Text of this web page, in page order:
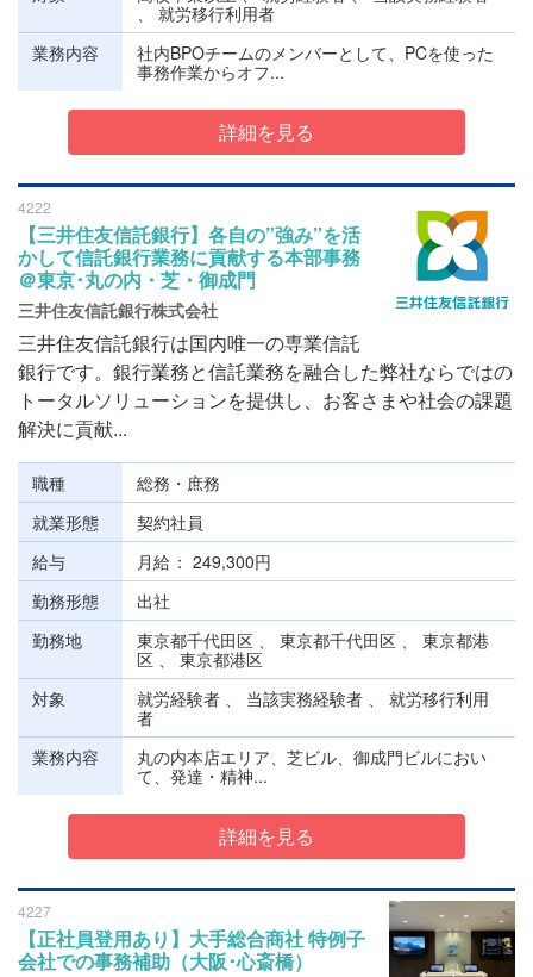
、 就労移行利用者
業務内容
社内BPOチームのメンバーとして、PCを使った
事務作業からオフ...
詳細を見る
4222
【三井住友信託銀行】各自の”強み”を活
かして信託銀行業務に貢献する本部事務
＠東京･丸の内・芝・御成門
三井住友信託銀行株式会社
三井住友信託銀行は国内唯一の専業信託
銀行です。銀行業務と信託業務を融合した弊社ならではの
トータルソリューションを提供し、お客さまや社会の課題
解決に貢献...
職種
総務・庶務
就業形態
契約社員
給与
月給
249,300円
勤務形態
出社
勤務地
東京都千代田区 、 東京都千代田区 、 東京都港
区 、 東京都港区
対象
就労経験者 、 当該実務経験者 、 就労移行利用
者
業務内容
丸の内本店エリア、芝ビル、御成門ビルにおい
て、発達・精神...
詳細を見る
4227
【正社員登用あり】大手総合商社 特例子
会社での事務補助（大阪･心斎橋）